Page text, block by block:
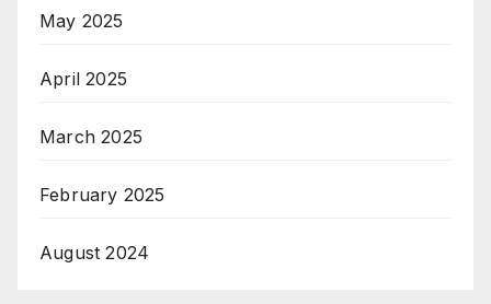
May 2025
April 2025
March 2025
February 2025
August 2024